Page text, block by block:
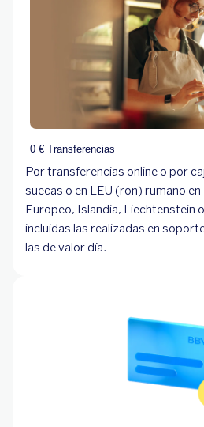
0 € Transferencias
Por transferencias online o por
suecas o en LEU (ron) rumano
Europeo, Islandia, Liechtenstein
incluidas las realizadas en
las de valor día.